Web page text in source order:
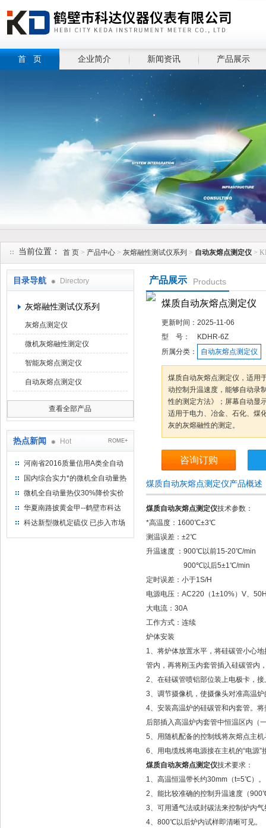
首 页 企业简介 新闻资讯 产品展示
当前位置： 首 页 > 产品中心 > 灰熔融性测试仪系列 > 自动灰熔点测定仪 >
目录导航 Directory
灰熔融性测试仪系列
灰熔点测定仪
微机灰熔融性测定仪
智能灰熔点测定仪
自动灰熔点测定仪
查看全部产品
热点新闻 Hot ROME+
河南省2016质量信用A类全自动
量热仪
国内综合实力*的微机全自动量热
仪制造企业
微机全自动量热仪30%降价实价
出售
华夏南路披黄金甲--鹤壁市科达
仪器仪表有限公司
科达新型微机定硫仪 已步入市场
产品展示 Products
煤质自动灰熔点测定仪
更新时间： 2025-11-06
型 号：
KDHR-6Z
所属分类：
自动灰熔点测定仪
煤质自动灰熔点测定仪，适用
动控制升温速度，能够自动录
性的测定方法》；屏幕自动显
适用于电力、冶金、石化、煤
灰的灰熔融性的测定。
咨询订购
煤质自动灰熔点测定仪产品概述
煤质自动灰熔点测定仪技术参数：
*高温度：1600℃±3℃
测温误差：±2℃
升温速度 ：900℃以前15-20℃/min
900℃以后5±1℃/min
定时误差：小于1S/H
电源电压：AC220（1±10%）V、
大电流：30A
工作方式：连续
炉体安装
1、将炉体放置水平，将硅碳管小心
管内，再将刚玉内套管插入硅碳管内
2、在硅碳管喷铝部位装上电极卡，接
3、调节摄像机，使摄像头对准高温
4、安装高温炉的硅碳管和内套管。
后部插入高温炉内套管中恒温区内（
5、用随机配备的控制线将灰熔点主
6、用电缆线将电源接在主机的“电源”
煤质自动灰熔点测定仪技术要求：
1、高温恒温带长约30mm（t=5℃）。
2、能比较准确的控制升温速度（
3、可用通气法或封碳法来控制炉内
4、800℃以后炉内试样即清晰可见。